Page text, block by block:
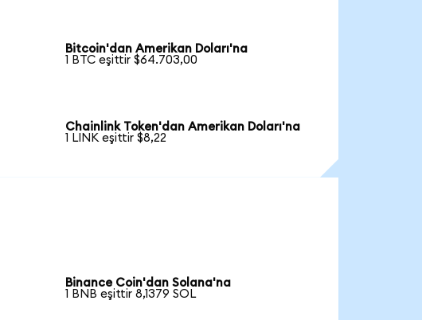
Bitcoin'dan Amerikan Doları'na
1 BTC eşittir $64.703,00
Chainlink Token'dan Amerikan Doları'na
1 LINK eşittir $8,22
Binance Coin'dan Solana'na
1 BNB eşittir 8,1379 SOL